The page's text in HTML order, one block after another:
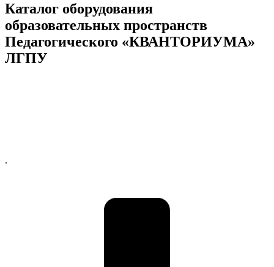
Каталог оборудования
образовательных пространств
Педагогического «КВАНТОРИУМА»
ЛГПУ
.